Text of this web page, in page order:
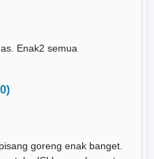
Enak2 semua
goreng enak banget.